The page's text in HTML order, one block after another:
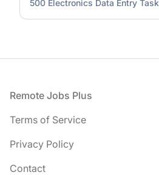
500 Electronics Data Entry Task
Footer
Remote Jobs Plus
Terms of Service
Privacy Policy
Contact